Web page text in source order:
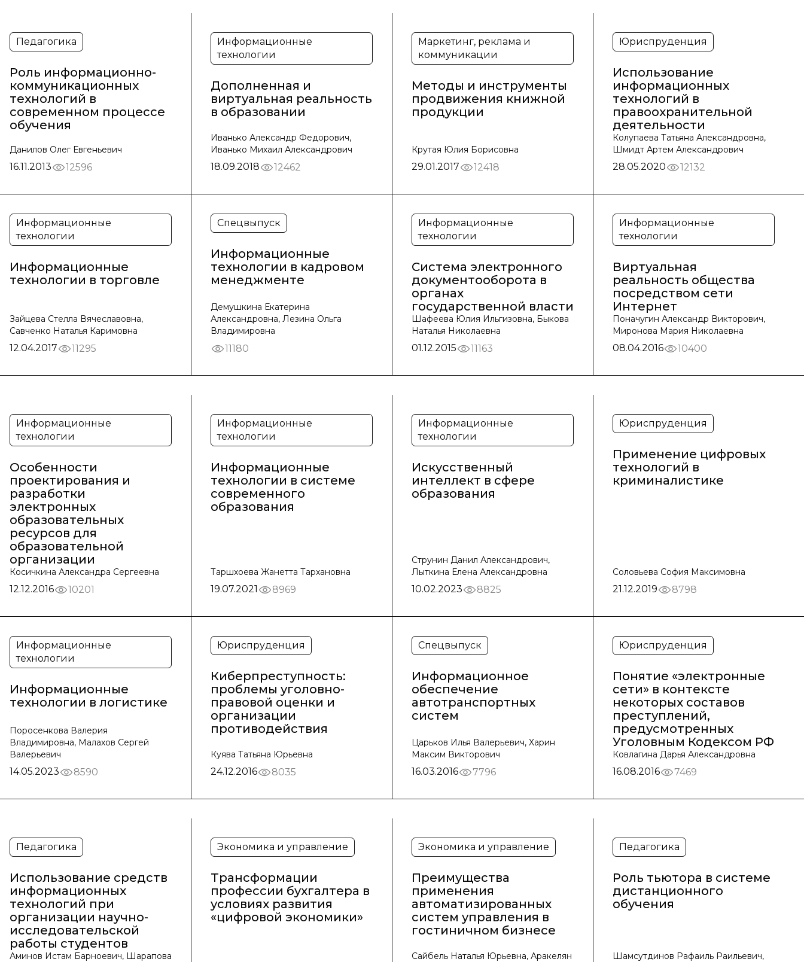
Педагогика
Роль информационно-
коммуникационных
технологий в
современном процессе
обучения
Данилов Олег Евгеньевич
16.11.2013 12596
Информационные
технологии
Дополненная и
виртуальная реальность
в образовании
Иванько Александр Федорович,
Иванько Михаил Александрович
18.09.2018 12462
Маркетинг, реклама и
коммуникации
Методы и инструменты
продвижения книжной
продукции
Крутая Юлия Борисовна
29.01.2017 12418
Юриспруденция
Использование
информационных
технологий в
правоохранительной
деятельности
Колупаева Татьяна Александровна,
Шмидт Артем Александрович
28.05.2020 12132
Информационные
технологии
Информационные
технологии в торговле
Зайцева Стелла Вячеславовна,
Савченко Наталья Каримовна
12.04.2017 11295
Спецвыпуск
Информационные
технологии в кадровом
менеджменте
Демушкина Екатерина
Александровна, Лезина Ольга
Владимировна
11180
Информационные
технологии
Система электронного
документооборота в
органах
государственной власти
Шафеева Юлия Ильгизовна, Быкова
Наталья Николаевна
01.12.2015 11163
Информационные
технологии
Виртуальная
реальность общества
посредством сети
Интернет
Поначугин Александр Викторович,
Миронова Мария Николаевна
08.04.2016 10400
Информационные
технологии
Особенности
проектирования и
разработки
электронных
образовательных
ресурсов для
образовательной
организации
Косичкина Александра Сергеевна
12.12.2016 10201
Информационные
технологии
Информационные
технологии в системе
современного
образования
Таршхоева Жанетта Тархановна
19.07.2021 8969
Информационные
технологии
Искусственный
интеллект в сфере
образования
Струнин Данил Александрович,
Лыткина Елена Александровна
10.02.2023 8825
Юриспруденция
Применение цифровых
технологий в
криминалистике
Соловьева София Максимовна
21.12.2019 8798
Информационные
технологии
Информационные
технологии в логистике
Поросенкова Валерия
Владимировна, Малахов Сергей
Валерьевич
14.05.2023 8590
Юриспруденция
Киберпреступность:
проблемы уголовно-
правовой оценки и
организации
противодействия
Куява Татьяна Юрьевна
24.12.2016 8035
Спецвыпуск
Информационное
обеспечение
автотранспортных
систем
Царьков Илья Валерьевич, Харин
Максим Викторович
16.03.2016 7796
Юриспруденция
Понятие «электронные
сети» в контексте
некоторых составов
преступлений,
предусмотренных
Уголовным Кодексом РФ
Ковлагина Дарья Александровна
16.08.2016 7469
Педагогика
Использование средств
информационных
технологий при
организации научно-
исследовательской
работы студентов
Аминов Истам Барноевич, Шарапова
Экономика и управление
Трансформации
профессии бухгалтера в
условиях развития
«цифровой экономики»
Экономика и управление
Преимущества
применения
автоматизированных
систем управления в
гостиничном бизнесе
Сайбель Наталья Юрьевна, Аракелян
Педагогика
Роль тьютора в системе
дистанционного
обучения
Шамсутдинов Рафаиль Раильевич,